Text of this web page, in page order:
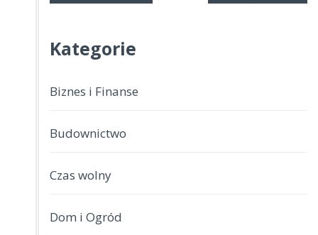
Kategorie
Biznes i Finanse
Budownictwo
Czas wolny
Dom i Ogród